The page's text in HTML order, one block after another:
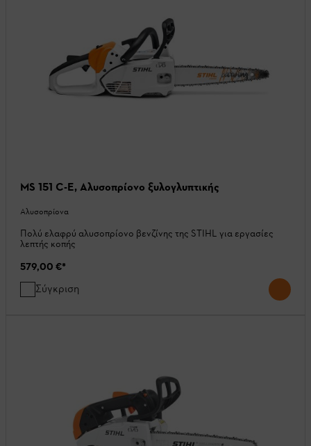
MS 151 C-E, Αλυσοπρίονο ξυλογλυπτικής
Αλυσοπρίονα
Πολύ ελαφρύ αλυσοπρίονο βενζίνης της STIHL για εργασίες
λεπτής κοπής
579,00 €*
Σύγκριση